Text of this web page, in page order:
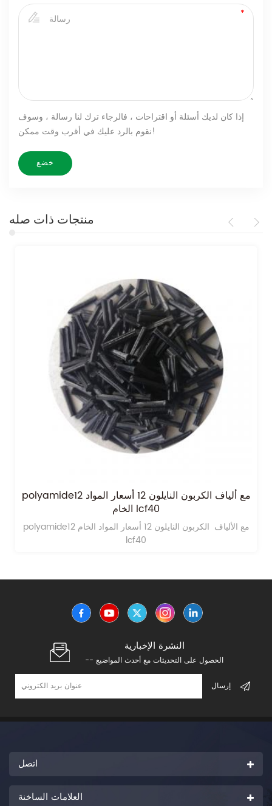
إذا كان لديك أسئلة أو اقتراحات ، فالرجاء ترك لنا رسالة ، وسوف
نقوم بالرد عليك في أقرب وقت ممكن!
منتجات ذات صله
polyamide12 مع ألياف الكربون النايلون 12 أسعار المواد
الخام lcf40
polyamide12 مع الألياف الكربون النايلون 12 أسعار المواد الخام
lcf40
النشرة الإخبارية
-- الحصول على التحديثات مع أحدث المواضيع
اتصل
العلامات الساخنة